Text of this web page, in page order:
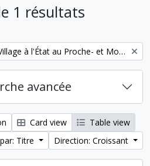
1 résultats
Pierre de Miroschedji. Du Village à l'État au Proche- et Moyen-Orient
avancée
Card view
Table view
Titre
Direction: Croissant